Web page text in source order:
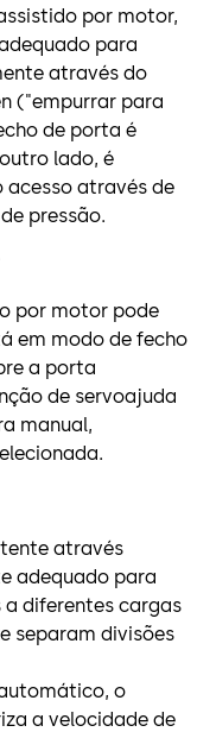
por motor,
para
através do
("empurrar para
de porta é
lado, é
acesso através de
pressão.
por motor pode
em modo de fecho
a porta
de servoajuda
manual,
através
adequado para
diferentes cargas
separam divisões
o
a velocidade de